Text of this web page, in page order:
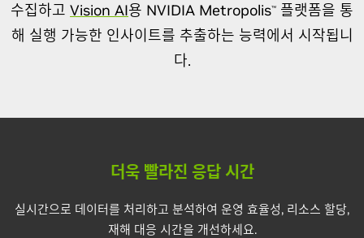
수집하고 Vision AI용 NVIDIA Metropolis™
플랫폼을 통
해 실행 가능한 인사이트를 추출하는 능력에서 시작됩니
다.
더욱 빨라진 응답 시간
실시간으로 데이터를 처리하고 분석하여 운영 효율성, 리소스 할당,
재해 대응 시간을 개선하세요.